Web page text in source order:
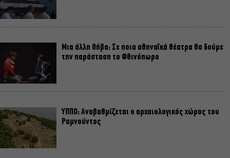
Μια άλλη Θήβα: Σε ποια αθηναϊκά θέατρα θα δούμε
την παράσταση το Φθινόπωρο
ΥΠΠΟ: Αναβαθμίζεται ο αρχαιολογικός χώρος του
Ραμνούντος